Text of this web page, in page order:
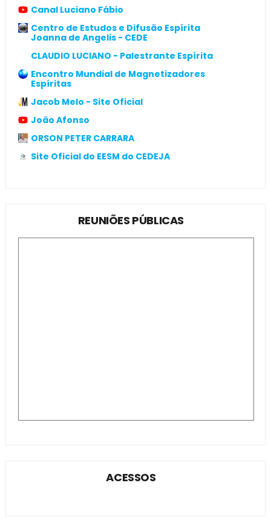
Canal Luciano Fábio
Centro de Estudos e Difusão Espírita
Joanna de Angelis - CEDE
CLAUDIO LUCIANO - Palestrante Espírita
Encontro Mundial de Magnetizadores
Espíritas
Jacob Melo - Site Oficial
João Afonso
ORSON PETER CARRARA
Site Oficial do EESM do CEDEJA
REUNIÕES PÚBLICAS
ACESSOS